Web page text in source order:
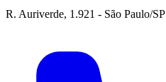
R. Auriverde, 1.921 - São Paulo/SP